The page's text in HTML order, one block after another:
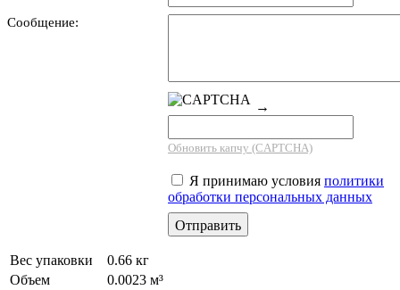
Сообщение:
→
Обновить капчу (CAPTCHA)
Я принимаю условия политики
обработки персональных данных
Вес упаковки
0.66 кг
Объем
0.0023 м³